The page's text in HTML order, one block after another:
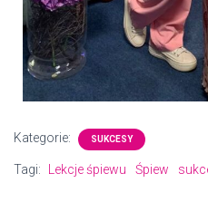
Kategorie: SUKCESY
Tagi: Lekcje śpiewu Śpiew